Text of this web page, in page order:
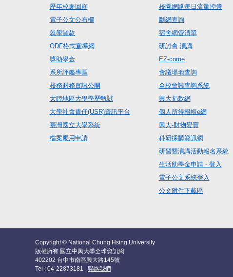
歷年校慶回顧
電子公文公布欄
就學貸款
ODF格式宣導網
獎助學金
系所評鑑專區
校務財務資訊公開
大陸地區大學學歷甄試
大學社會責任(USR)資訊平台
臺灣國立大學系統
檔案應用申請
校園網路每日流量控管
斷網查詢
宿舍網管清單
研討會.演講
EZ-come
會議場地查詢
全校會議查詢系統
興大捐款網
個人所得報帳e網
興大-財物變賣
科研採購資訊網
研習暨演講活動報名系統
生活助學金申請 - 登入
電子公文系統登入
公文附件下載區
Copyright © National Chung Hsing University
版權所有 國立中興大學全球資訊網
402202 台中市南區興大路145號
Tel : 04-22873181 聯絡我們